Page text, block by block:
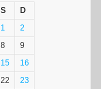
S D
1 2
8 9
15 16
22 23